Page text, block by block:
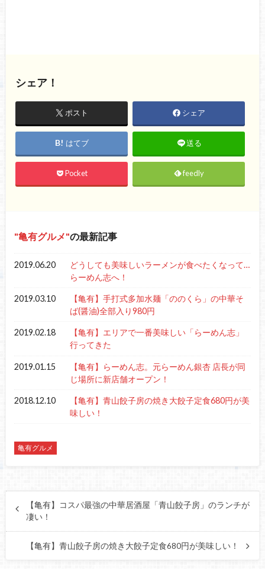
シェア！
ポスト シェア
はてブ 送る
Pocket feedly
亀有グルメ の最新記事
2019.06.20
どうしても美味しいラーメンが食べたくなって…
らーめん志へ！
2019.03.10
【亀有】手打式多加水麺「ののくら」の中華そ
ば(醤油)全部入り980円
2019.02.18
【亀有】エリアで一番美味しい「らーめん志」
行ってきた
2019.01.15
【亀有】らーめん志。元らーめん銀杏 店長が同
じ場所に新店舗オープン！
2018.12.10
【亀有】青山餃子房の焼き大餃子定食680円が美
味しい！
亀有グルメ
【亀有】コスパ最強の中華居酒屋「青山餃子房」のランチが
凄い！
【亀有】青山餃子房の焼き大餃子定食680円が美味しい！